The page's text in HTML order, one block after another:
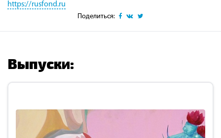
https://rusfond.ru
Поделиться:
Выпуски: